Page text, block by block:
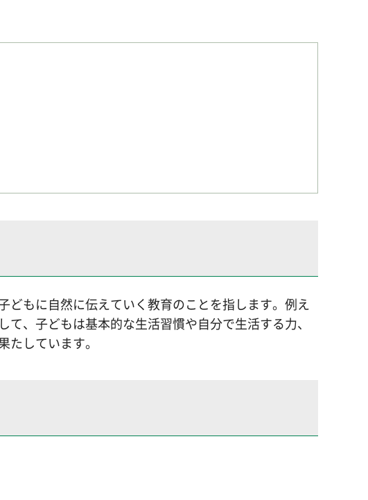
もに自然に伝えていく教育のことを指します。例え
、子どもは基本的な生活習慣や自分で生活する力、
しています。